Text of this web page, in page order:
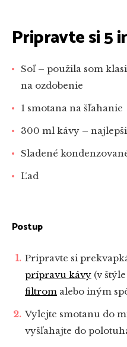
Pripravte si 5
Soľ – použila som
na ozdobenie
1 smotana na šľahanie
300 ml kávy –
Sladené
Ľad
Postup
Pripravte si
prípravu kávy (v
filtrom alebo iným
Vylejte smotanu do
vyšľahajte do